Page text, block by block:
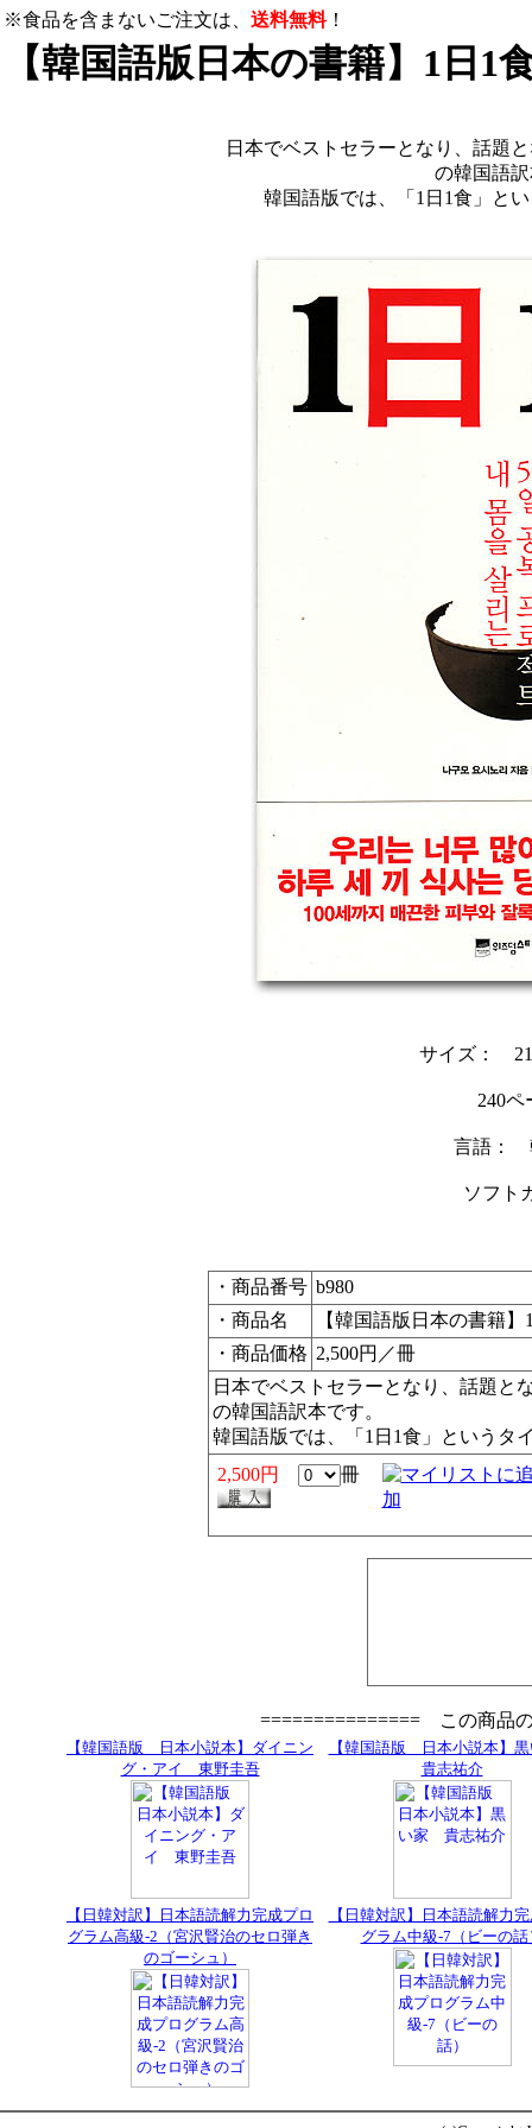
※食品を含まないご注文は、 送料無料！
【韓国語版日本の書籍】1日
日本でベストセラーとなり、話題
の韓国語
韓国語版では、「1日1食」と
サイズ：
240ペ
言語：
ソフト
・商品番号 b980
・商品名
【韓国語版日本の書籍
・商品価格 2,500円／冊
日本でベストセラーとなり、話題と
の韓国語訳本です。
韓国語版では、「1日1食」というタ
2,500円
冊
=============== この商品
【韓国語版 日本小説本】ダイニン
グ・アイ 東野圭吾
【韓国語版 日本小説本】
貴志祐介
【日韓対訳】日本語読解力完成プロ
グラム高級-2（宮沢賢治のセロ弾き
のゴーシュ）
【日韓対訳】日本語読解力
グラム中級-7（ビーの話